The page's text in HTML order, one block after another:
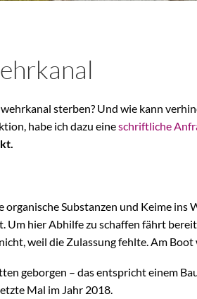
sterben? Und wie kann
habe ich dazu eineschriftliche
Substanzen und Keime
Um hier Abhilfe zu schaffen fährt
weil die Zulassung fehlte. Am
geborgen – das entspricht einem
Mal im Jahr 2018.